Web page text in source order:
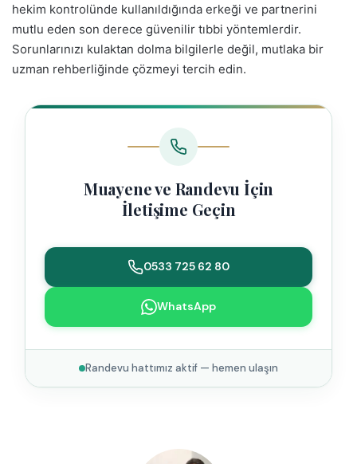
hekim kontrolünde kullanıldığında erkeği ve partnerini
mutlu eden son derece güvenilir tıbbi yöntemlerdir.
Sorunlarınızı kulaktan dolma bilgilerle değil, mutlaka bir
uzman rehberliğinde çözmeyi tercih edin.
Muayene ve Randevu İçin
İletişime Geçin
0533 725 62 80
WhatsApp
Randevu hattımız aktif — hemen ulaşın